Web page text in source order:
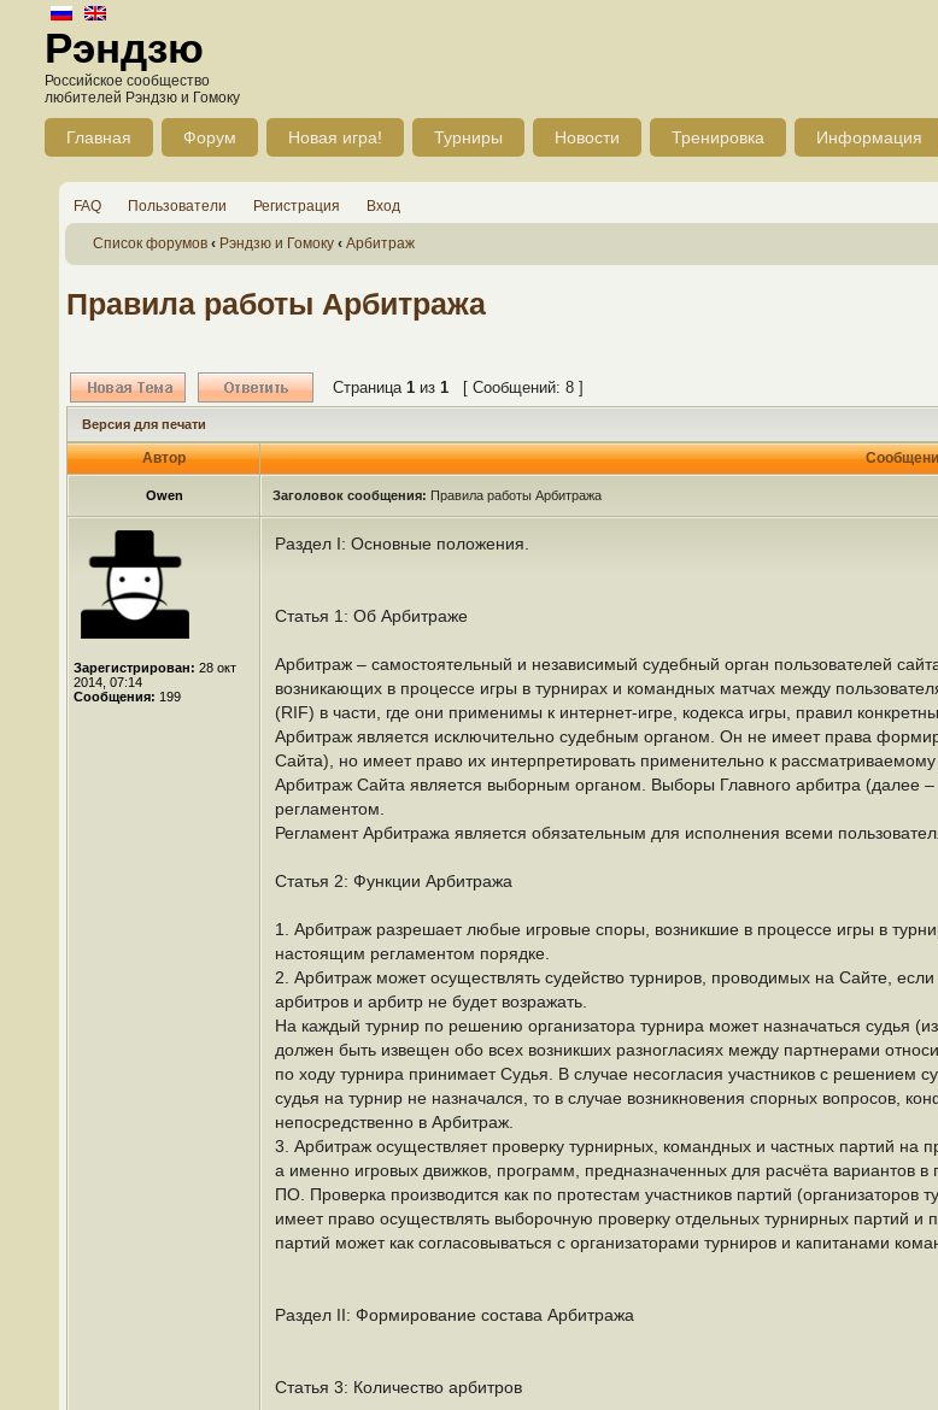
Рэндзю
Российское сообщество
любителей Рэндзю и Гомоку
Главная Форум Новая игра! Турниры Новости Тренировка Информация
FAQ Пользователи Регистрация Вход
Список форумов ‹ Рэндзю и Гомоку ‹ Арбитраж
Правила работы Арбитража
Страница 1 из 1 [ Сообщений: 8 ]
Версия для печати
Автор
Owen Заголовок сообщения: Правила работы Арбитража
Зарегистрирован: 28 окт
2014, 07:14
Сообщения: 199
Раздел I: Основные положения.
Статья 1: Об Арбитраже
Арбитраж – самостоятельный и независимый судебный орган пользователей
возникающих в процессе игры в турнирах и командных матчах между
(RIF) в части, где они применимы к интернет-игре, кодекса игры, правил
Арбитраж является исключительно судебным органом. Он не имеет права
Сайта), но имеет право их интерпретировать применительно к рассматриваемому
Арбитраж Сайта является выборным органом. Выборы Главного арбитра (далее
регламентом.
Регламент Арбитража является обязательным для исполнения всеми
Статья 2: Функции Арбитража
1. Арбитраж разрешает любые игровые споры, возникшие в процессе игры в
настоящим регламентом порядке.
2. Арбитраж может осуществлять судейство турниров, проводимых на Сайте,
арбитров и арбитр не будет возражать.
На каждый турнир по решению организатора турнира может назначаться судья
должен быть извещен обо всех возникших разногласиях между партнерами
по ходу турнира принимает Судья. В случае несогласия участников с решением
судья на турнир не назначался, то в случае возникновения спорных вопросов,
непосредственно в Арбитраж.
3. Арбитраж осуществляет проверку турнирных, командных и частных партий на
а именно игровых движков, программ, предназначенных для расчёта вариантов
ПО. Проверка производится как по протестам участников партий
имеет право осуществлять выборочную проверку отдельных турнирных партий
партий может как согласовываться с организаторами турниров и капитанами
Раздел II: Формирование состава Арбитража
Статья 3: Количество арбитров